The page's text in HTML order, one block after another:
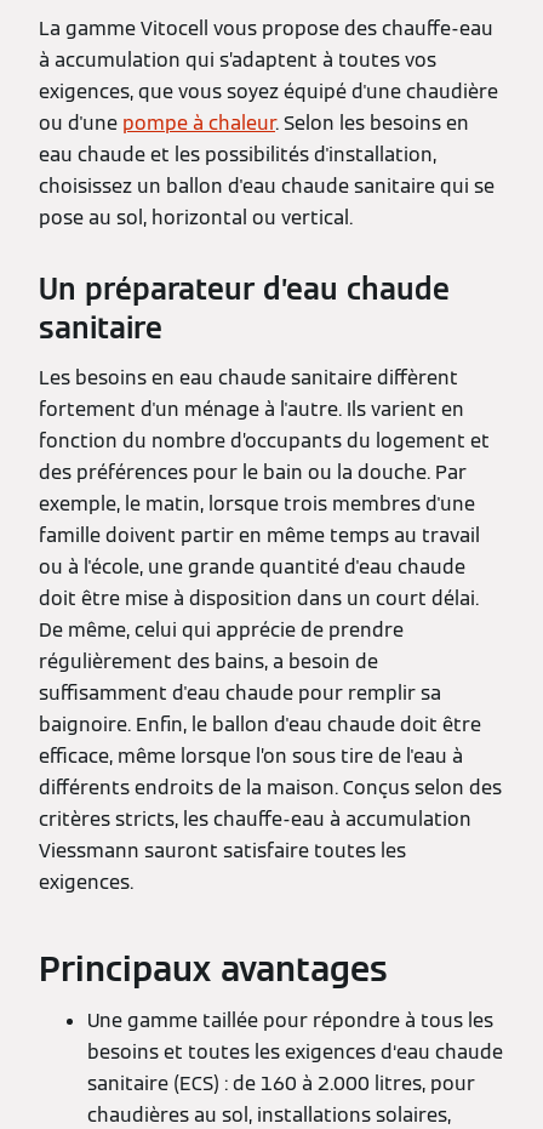
La gamme Vitocell vous propose des chauffe-eau
à accumulation qui s’adaptent à toutes vos
exigences, que vous soyez équipé d'une chaudière
ou d'une pompe à chaleur. Selon les besoins en
eau chaude et les possibilités d'installation,
choisissez un ballon d'eau chaude sanitaire qui se
pose au sol, horizontal ou vertical.
Un préparateur d’eau chaude
sanitaire
Les besoins en eau chaude sanitaire diffèrent
fortement d'un ménage à l'autre. Ils varient en
fonction du nombre d’occupants du logement et
des préférences pour le bain ou la douche. Par
exemple, le matin, lorsque trois membres d'une
famille doivent partir en même temps au travail
ou à l'école, une grande quantité d'eau chaude
doit être mise à disposition dans un court délai.
De même, celui qui apprécie de prendre
régulièrement des bains, a besoin de
suffisamment d'eau chaude pour remplir sa
baignoire. Enfin, le ballon d'eau chaude doit être
efficace, même lorsque l’on sous tire de l'eau à
différents endroits de la maison. Conçus selon des
critères stricts, les chauffe-eau à accumulation
Viessmann sauront satisfaire toutes les
exigences.
Principaux avantages
Une gamme taillée pour répondre à tous les
besoins et toutes les exigences d‘eau chaude
sanitaire (ECS) : de 160 à 2.000 litres, pour
chaudières au sol, installations solaires,